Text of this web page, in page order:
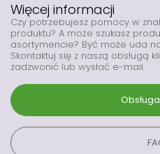
Więcej informacji
Czy potrzebujesz pomocy w
produktu? A może szukasz
asortymencie? Być może uda
Skontaktuj się z naszą obsługą
zadzwonić lub wysłać e-mail.